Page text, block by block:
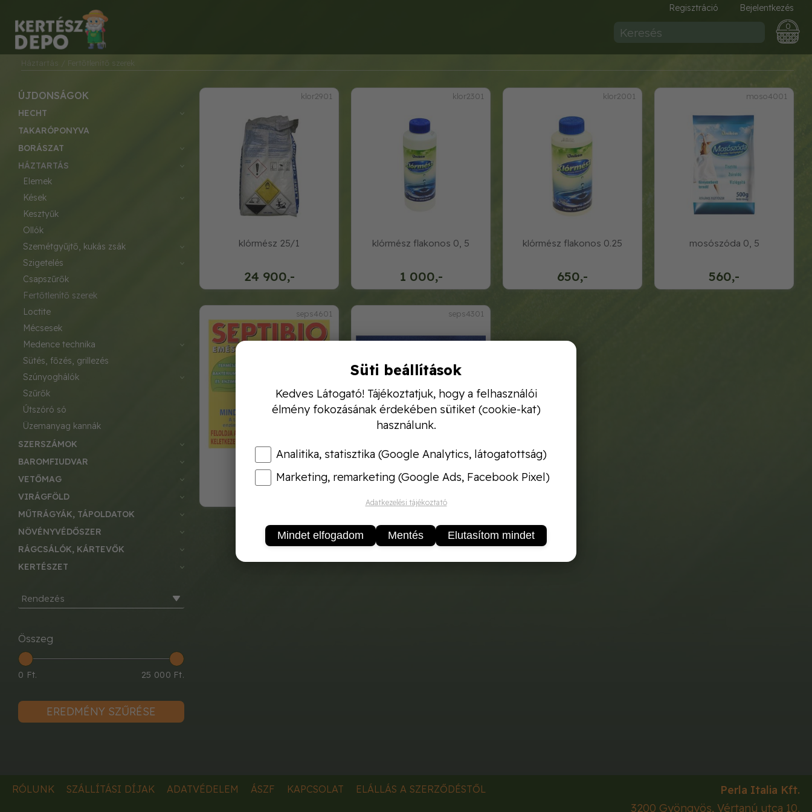
Regisztráció Bejelentkezés
0
Háztartás / Fertőtlenítő szerek
klor2901
24 900,-
klórmész 25/1
klor2301
1 000,-
klórmész flakonos 0, 5
klor2001
650,-
klórmész flakonos 0.25
moso4001
560,-
mosószóda 0, 5
seps4601
septibio
seps4301
septibio emésztő és csatorna
1x25g
ÚJDONSÁGOK
HECHT
TAKARÓPONYVA
BORÁSZAT
HÁZTARTÁS
elemek
kések
kesztyűk
ollók
szemétgyűjtő, kukás zsák
szigetelés
csapszűrők
fertőtlenítő szerek
loctite
mécsesek
medence technika
sütés, főzés, grillezés
szúnyoghálók
szűrők
útszóró só
üzemanyag kannák
SZERSZÁMOK
BAROMFIUDVAR
VETŐMAG
VIRÁGFÖLD
MŰTRÁGYÁK, TÁPOLDATOK
NÖVÉNYVÉDŐSZER
RÁGCSÁLÓK, KÁRTEVŐK
KERTÉSZET
Rendezés
Összeg
0 Ft. 25 000 Ft.
EREDMÉNY SZŰRÉSE
RÓLUNK SZÁLLÍTÁSI DÍJAK ADATVÉDELEM ÁSZF KAPCSOLAT ELÁLLÁS A SZERZŐDÉSTŐL
Perla Italia Kft.
3200 Gyöngyös, Vértanú utca 10.
Süti beállítások
Kedves Látogató! Tájékoztatjuk, hogy a felhasználói
élmény fokozásának érdekében sütiket (cookie-kat)
használunk.
Analitika, statisztika (Google Analytics, látogatottság)
Marketing, remarketing (Google Ads, Facebook Pixel)
Adatkezelési tájékoztató
Mindet elfogadom Mentés Elutasítom mindet